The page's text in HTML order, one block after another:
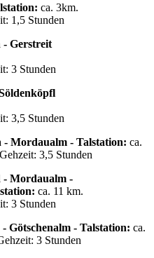
ca. 3km.
1,5 Stunden
- Gerstreit
3 Stunden
3,5 Stunden
- Mordaualm - Talstation: ca.
3,5 Stunden
- Mordaualm -
ca. 11 km.
3 Stunden
Götschenalm - Talstation: ca.
3 Stunden